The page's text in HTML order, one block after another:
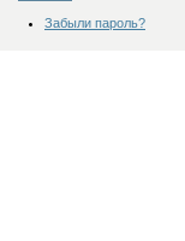
Забыли пароль?